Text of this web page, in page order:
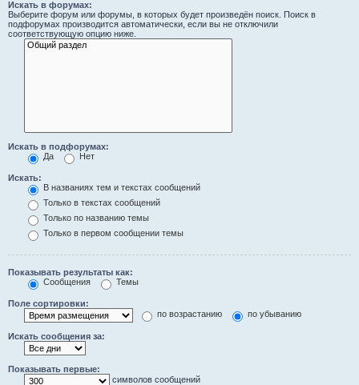
Искать в форумах:
Выберите форум или форумы, в которых будет произведён поиск. Поиск в
подфорумах производится автоматически, если вы не отключили
соответствующую опцию ниже.
Искать в подфорумах:
Да
Нет
Искать:
В названиях тем и текстах сообщений
Только в текстах сообщений
Только по названию темы
Только в первом сообщении темы
Показывать результаты как:
Сообщения
Темы
Поле сортировки:
по возрастанию
по убыванию
Искать сообщения за:
Показывать первые:
символов сообщений